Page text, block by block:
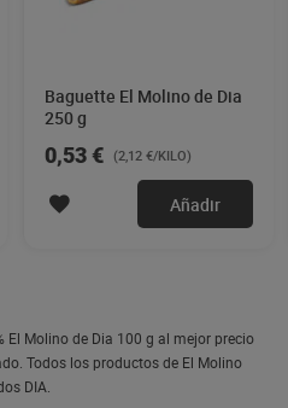
Baguette El Molino de Dia
250 g
0,53 € (2,12 €/KILO)
Añadir
Molino de Dia 100 g al mejor precio
Todos los productos de El Molino
DIA.